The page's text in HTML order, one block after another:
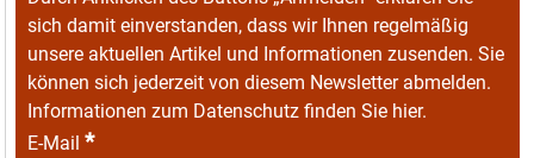
sich damit einverstanden, dass wir Ihnen regelmäßig
unsere aktuellen Artikel und Informationen zusenden. Sie
können sich jederzeit von diesem Newsletter abmelden.
Informationen zum Datenschutz finden Sie hier.
E-Mail *